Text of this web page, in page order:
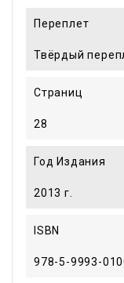
Переплет
Твёрдый
Страниц
28
Год Издания
2013 г.
ISBN
978-5-9993-